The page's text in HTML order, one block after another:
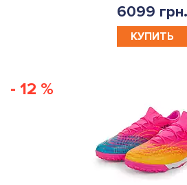
6099 грн.
КУПИТЬ
- 12 %